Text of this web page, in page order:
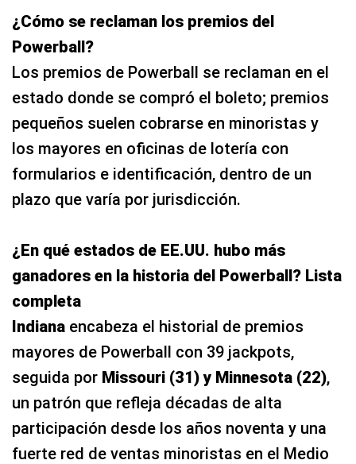
¿Cómo se reclaman los premios del
Powerball?
Los premios de Powerball se reclaman en el
estado donde se compró el boleto; premios
pequeños suelen cobrarse en minoristas y
los mayores en oficinas de lotería con
formularios e identificación, dentro de un
plazo que varía por jurisdicción.
¿En qué estados de EE.UU. hubo más
ganadores en la historia del Powerball? Lista
completa
Indiana encabeza el historial de premios
mayores de Powerball con 39 jackpots,
seguida por Missouri (31) y Minnesota (22),
un patrón que refleja décadas de alta
participación desde los años noventa y una
fuerte red de ventas minoristas en el Medio